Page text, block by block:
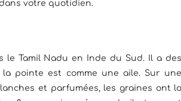
votre quotidien.
le Tamil Nadu en Inde du Sud. Il a des
pointe est comme une aile. Sur une
et parfumées, les graines ont la